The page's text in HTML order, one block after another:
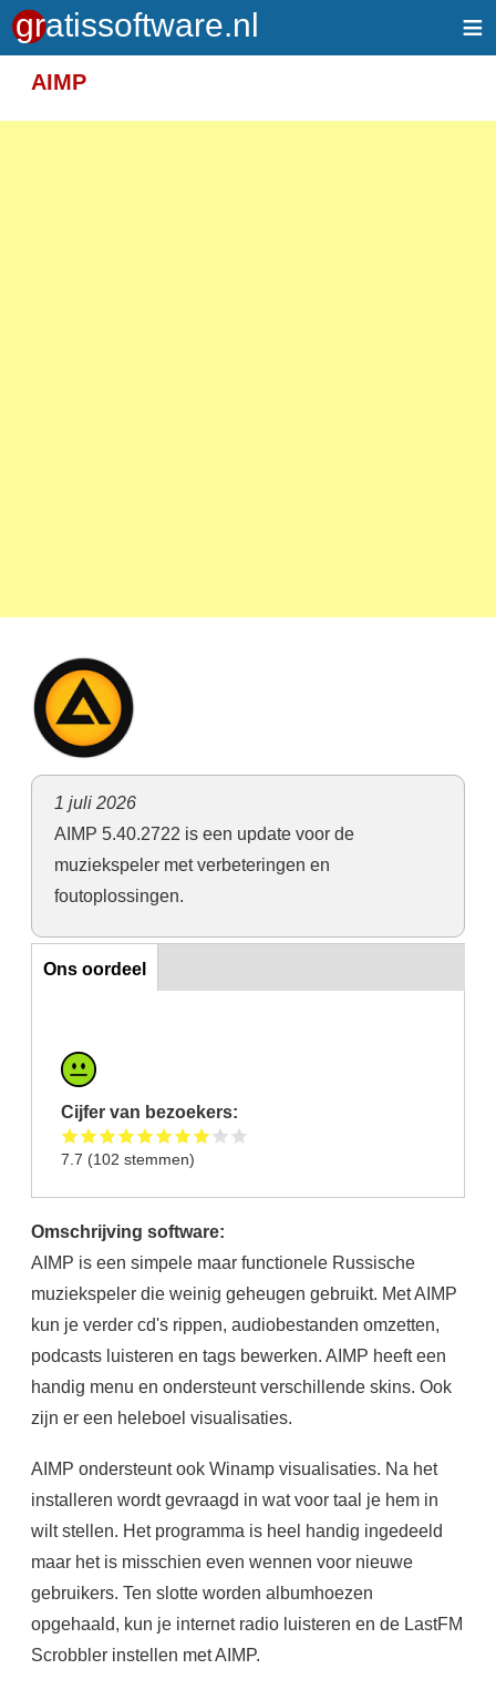
≡
AIMP
1 juli 2026
AIMP 5.40.2722 is een update voor de
muziekspeler met verbeteringen en
foutoplossingen.
Horizontal Tabs
Ons oordeel
Cijfer van bezoekers:
7.7 (102 stemmen)
Omschrijving software:
AIMP is een simpele maar functionele Russische
muziekspeler die weinig geheugen gebruikt. Met AIMP
kun je verder cd's rippen, audiobestanden omzetten,
podcasts luisteren en tags bewerken. AIMP heeft een
handig menu en ondersteunt verschillende skins. Ook
zijn er een heleboel visualisaties.
AIMP ondersteunt ook Winamp visualisaties. Na het
installeren wordt gevraagd in wat voor taal je hem in
wilt stellen. Het programma is heel handig ingedeeld
maar het is misschien even wennen voor nieuwe
gebruikers. Ten slotte worden albumhoezen
opgehaald, kun je internet radio luisteren en de LastFM
Scrobbler instellen met AIMP.